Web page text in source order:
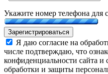
Укажите номер телефона для
Зарегистрироваться
Я даю согласие на
числе подтверждаю, что
конфиденциальности сайта
обработки и защиты